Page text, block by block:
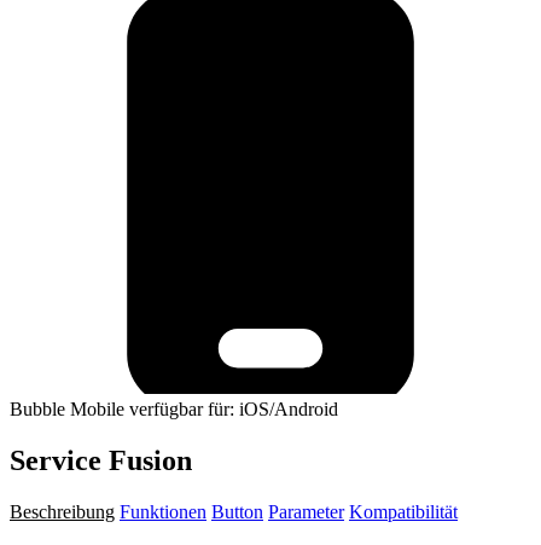
Bubble Mobile verfügbar für: iOS/Android
Service Fusion
Beschreibung Funktionen Button Parameter Kompatibilität